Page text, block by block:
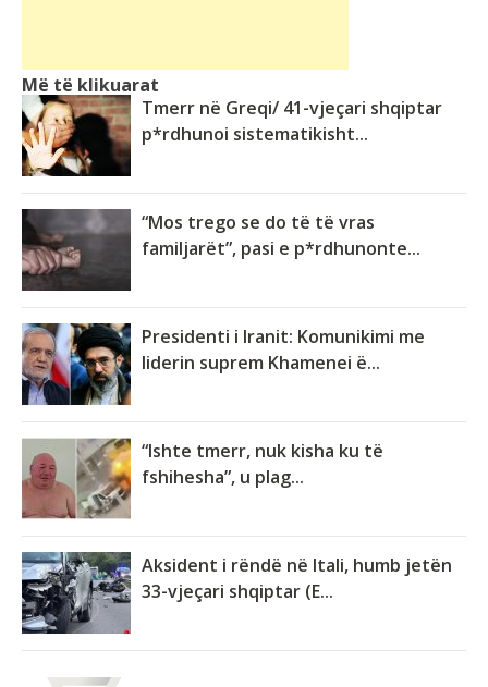
Më të klikuarat
Tmerr në Greqi/ 41-vjeçari shqiptar
p*rdhunoi sistematikisht...
“Mos trego se do të të vras
familjarët”, pasi e p*rdhunonte...
Presidenti i Iranit: Komunikimi me
liderin suprem Khamenei ë...
“Ishte tmerr, nuk kisha ku të
fshihesha”, u plag...
Aksident i rëndë në Itali, humb jetën
33-vjeçari shqiptar (E...